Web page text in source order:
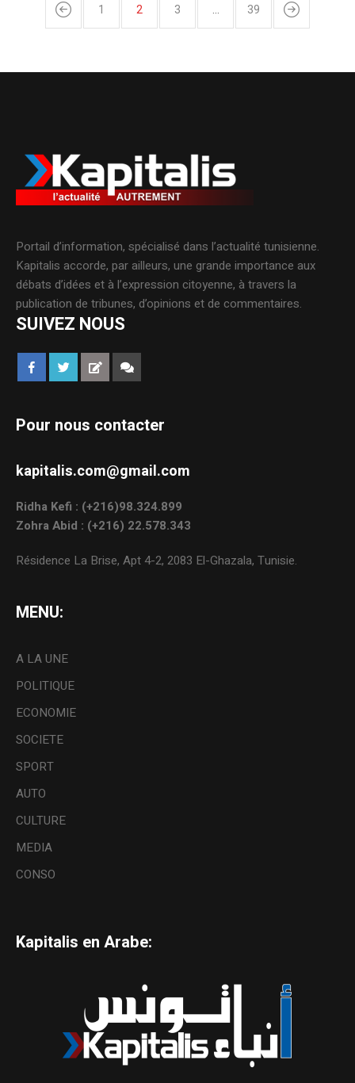
1 2 3 … 39
Portail d’information, spécialisé dans l’actualité tunisienne.
Kapitalis accorde, par ailleurs, une grande importance aux
débats d’idées et à l’expression citoyenne, à travers la
publication de tribunes, d’opinions et de commentaires.
SUIVEZ NOUS
Pour nous contacter
kapitalis.com@gmail.com
Ridha Kefi : (+216)98.324.899
Zohra Abid : (+216) 22.578.343
Résidence La Brise, Apt 4-2, 2083 El-Ghazala, Tunisie.
MENU:
A LA UNE
POLITIQUE
ECONOMIE
SOCIETE
SPORT
AUTO
CULTURE
MEDIA
CONSO
Kapitalis en Arabe: